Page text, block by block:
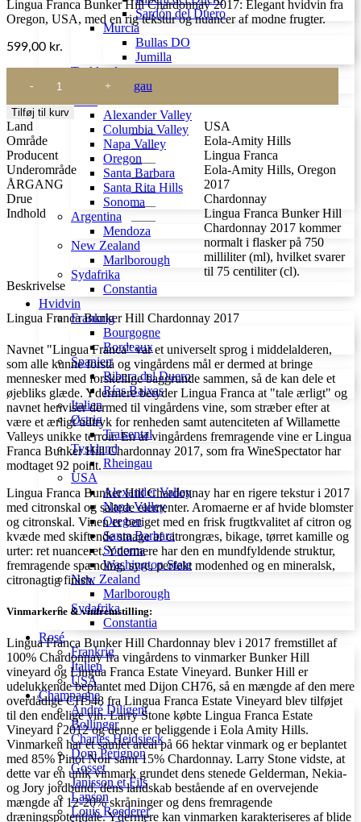
Sardón del Duero
Murcia
Bullas DO
Jumilla
Tyskland
Rheingau
Alexander Valley
Columbia Valley
Napa Valley
Oregon
Santa Barbara
Santa Rita Hills
Sonoma
Argentina
Mendoza
New Zealand
Marlborough
Sydafrika
Constantia
Hvidvin
Frankrig
Bourgogne
Bordeaux
Spanien
Ribera del Duero
Rías Baixas
Italien
Østrig
Traisental
Tyskland
Rheingau
USA
Alexander Valley
Napa Valley
Oregon
Santa Barbara
Sonoma
Washington State
New Zealand
Marlborough
Sydafrika
Constantia
Rosé
Frankrig
Italien
USA
Champagne
André Diligent
Bollinger
Charles Heidsieck
Dom Pérignon
Gosset
Janisson et Fils
Lanson
Louis Roederer
Lingua Franca Bunker Hill Chardonnay 2017: Elegant hvidvin fra
Oregon, USA, med en rig tekstur og nuancer af modne frugter.
599,00 kr.
Franca
Bunker
Hill
Chardonnay
2017
antal
Tilføj til kurv
Land
USA
Område
Eola-Amity Hills
Producent
Lingua Franca
Underområde
Eola-Amity Hills, Oregon
ÅRGANG
2017
Drue
Chardonnay
Indhold
Lingua Franca Bunker Hill
Chardonnay 2017 kommer
normalt i flasker på 750
milliliter (ml), hvilket svarer
til 75 centiliter (cl).
Beskrivelse
Lingua Franca Bunker Hill Chardonnay 2017
Navnet "Lingua Franca" var et universelt sprog i middelalderen,
som alle kunne forstå og vingårdens mål er dermed at bringe
mennesker med forskellige baggrunde sammen, så de kan dele et
øjebliks glæde. Ydermere betyder Lingua Franca at "tale ærligt" og
navnet henviser dermed til vingårdens vine, som stræber efter at
være et ærligt udtryk for renheden samt autenciteten af Willamette
Valleys unikke terroir. En af vingårdens fremragende vine er Lingua
Franca Bunker Hill Chardonnay 2017, som fra WineSpectator har
modtaget 92 point.
Lingua Franca Bunker Hill Chardonnay har en rigere tekstur i 2017
med citronskal og saltede elementer. Aromaerne er af hvide blomster
og citronskal. Vinen er beriget med en frisk frugtkvalitet af citron og
kvæde med skiftende smage af citrongræs, bikage, tørret kamille og
urter: ret nuanceret. Ydermere har den en mundfyldende struktur,
fremragende spænding, syre, perfekt modenhed og en mineralsk,
citronagtig finish.
Vinmarkerne & vinfremstilling:
Lingua Franca Bunker Hill Chardonnay blev i 2017 fremstillet af
100% Chardonnay fra vingårdens to vinmarker Bunker Hill
vineyard og Lingua Franca Estate Vineyard. Bunker Hill er
udelukkende beplantet med Dijon CH76, så en mængde af den mere
overdådige CH548 fra Lingua Franca Estate Vineyard blev tilføjet
til den endelige vin. Larry Stone købte Lingua Franca Estate
Vineyard i 2012 og denne er beliggende i Eola Amity Hills.
Vinmarken har et samlet areal på 66 hektar vinmark og er beplantet
med 85% Pinot Noir samt 15% Chardonnay. Larry Stone vidste, at
dette var en unik vinmark grundet dens stenede Gelderman, Nekia-
og Jory jordbund, dens landskab bestående af en overvejende
mængde af 12-20% skråninger og dens fremragende
dræningspotentiale. Ydermere kan vinmarken karakteriseres af blide